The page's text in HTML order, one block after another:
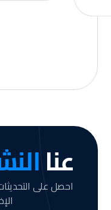
عنا
احصل على